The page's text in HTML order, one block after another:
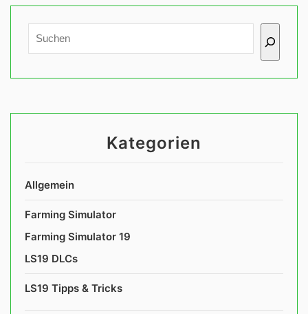
Kategorien
Allgemein
Farming Simulator
Farming Simulator 19
LS19 DLCs
LS19 Tipps & Tricks